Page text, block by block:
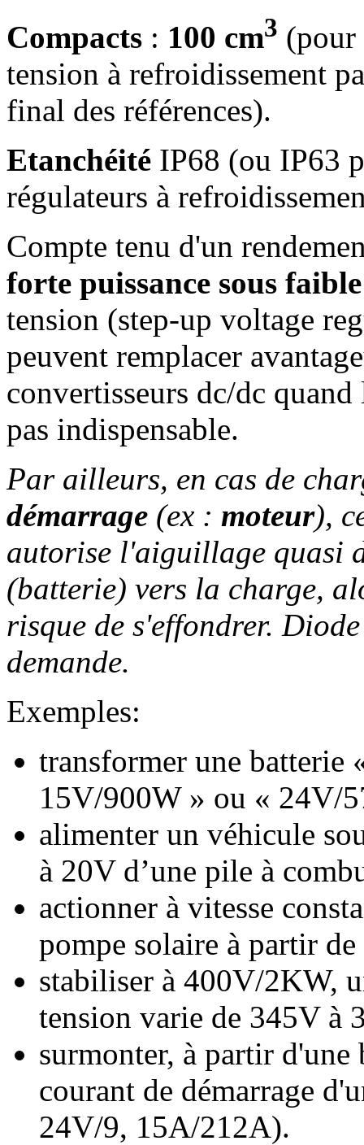
Compacts : 100 cm3 (pour
tension à refroidissement
final des références).
Etanchéité IP68 (ou IP63
régulateurs à
Compte tenu d'un
forte puissance sous
tension (step-up voltage
peuvent remplacer
convertisseurs dc/dc
pas indispensable.
Par ailleurs, en cas de
démarrage (ex : moteur),
autorise l'aiguillage quasi
(batterie) vers la charge,
risque de s'effondrer.
demande.
Exemples:
transformer une batterie
15V/900W » ou « 24V/
alimenter un véhicule
à 20V d’une pile à
actionner à vitesse
pompe solaire à partir
stabiliser à 400V/2KW,
tension varie de 345V à
surmonter, à partir
courant de démarrage
24V/9, 15A/212A).